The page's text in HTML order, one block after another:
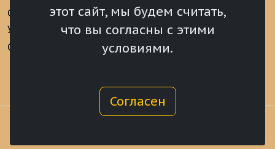
этот сайт, мы будем считать,
что вы согласны с этими
условиями.
Согласен
Сведения о СМИ
учрежденных ВС РХ
Опросы и голосования
самоуправление
Финансы
Награды